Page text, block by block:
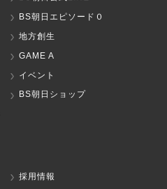
BS朝日エピソード０
地方創生
GAME A
イベント
BS朝日ショップ
採用情報